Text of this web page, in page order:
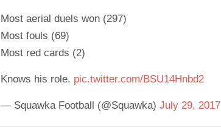
Most aerial duels won (297)
Most fouls (69)
Most red cards (2)
Knows his role. pic.twitter.com/BSU14Hnbd2
— Squawka Football (@Squawka) July 29, 2017